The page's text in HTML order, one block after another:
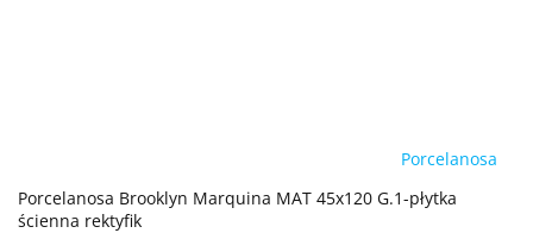
Porcelanosa
Porcelanosa Brooklyn Marquina MAT 45x120 G.1-płytka
ścienna rektyfik